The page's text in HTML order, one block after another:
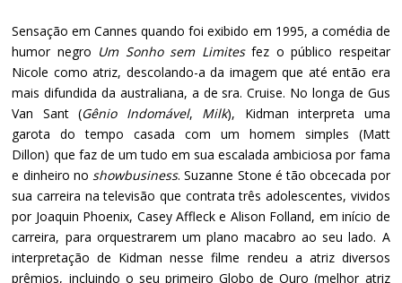
Sensação em Cannes quando foi exibido em 1995, a comédia de
humor negro Um Sonho sem Limitesfez o público respeitar
Nicole como atriz, descolando-a da imagem que até então era
mais difundida da australiana, a de sra. Cruise. No longa de Gus
Van Sant (Gênio Indomável, Milk), Kidman interpreta uma
garota do tempo casada com um homem simples (Matt
Dillon) que faz de um tudo em sua escalada ambiciosa por fama
e dinheiro noshowbusiness. Suzanne Stone é tão obcecada por
sua carreira na televisão que contrata três adolescentes, vividos
por Joaquin Phoenix, Casey Affleck e Alison Folland, em início de
carreira, para orquestrarem um plano macabro ao seu lado. A
interpretação de Kidman nesse filme rendeu a atriz diversos
prêmios, incluindo o seu primeiro Globo de Ouro (melhor atriz